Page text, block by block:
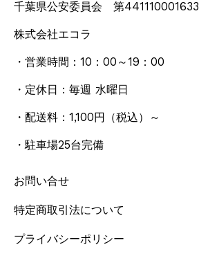
千葉県公安委員会 第441110001633
株式会社エコラ
・営業時間：10：00～19：00
・定休日：毎週 水曜日
・配送料：1,100円 （税込） ～
・駐車場25台完備
お問い合せ
特定商取引法について
プライバシーポリシー